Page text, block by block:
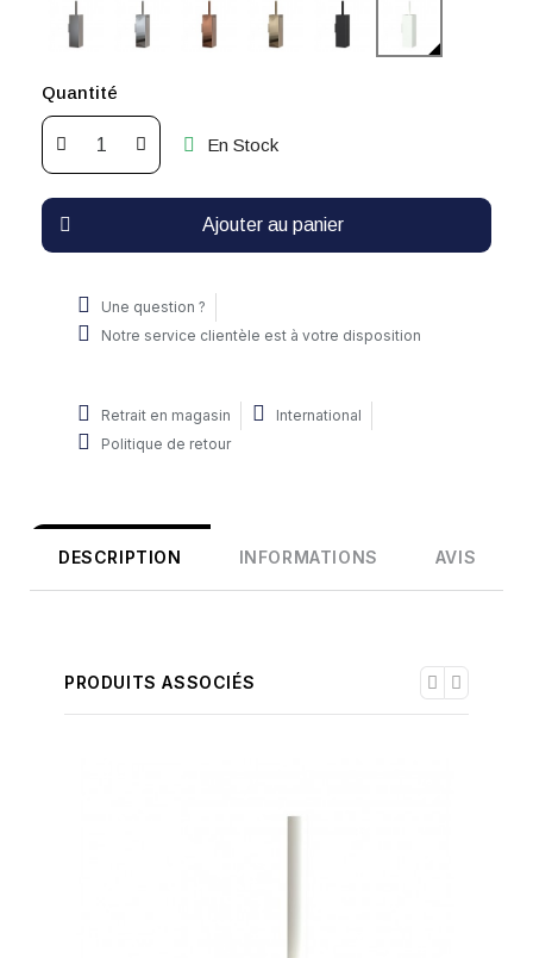
Quantité
En Stock
Ajouter au panier
Une question ?
Notre service clientèle est à votre disposition
Retrait en magasin
International
Politique de retour
DESCRIPTION INFORMATIONS AVIS
PRODUITS ASSOCIÉS